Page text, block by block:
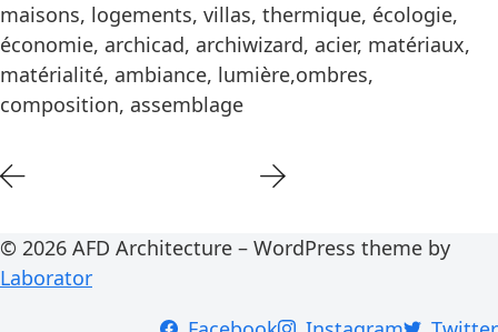
maisons, logements, villas, thermique, écologie,
économie, archicad, archiwizard, acier, matériaux,
matérialité, ambiance, lumière,ombres,
composition, assemblage
© 2026 AFD Architecture – WordPress theme by
Laborator